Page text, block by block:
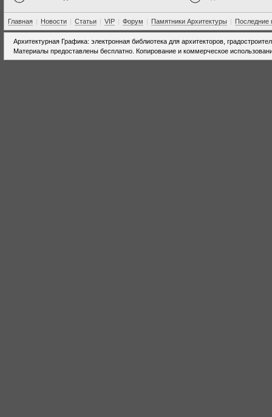
Главная | Новости | Статьи | VIP | Форум | Памятники Архитектуры | Последние
Архитектурная Графика: электронная библиотека для архитекторов,
Материалы предоставлены бесплатно. Копирование и коммерческое